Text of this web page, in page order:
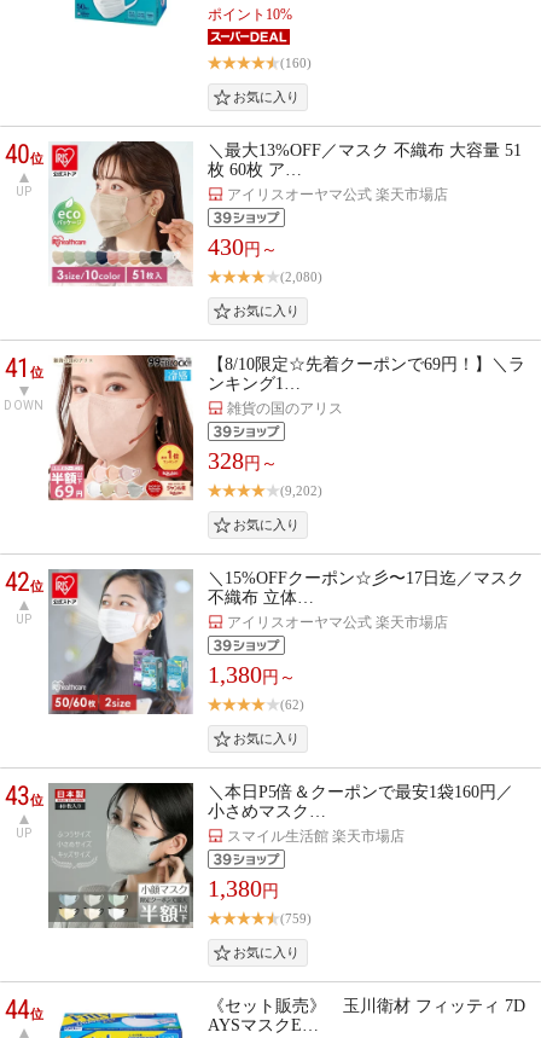
ポイント10%
(160)
40位
UP
＼最大13%OFF／マスク 不織布 大容量 51
枚 60枚 ア…
アイリスオーヤマ公式 楽天市場店
430円～
(2,080)
41位
DOWN
【8/10限定☆先着クーポンで69円！】＼ラ
ンキング1…
雑貨の国のアリス
328円～
(9,202)
42位
UP
＼15%OFFクーポン☆彡〜17日迄／マスク
不織布 立体…
アイリスオーヤマ公式 楽天市場店
1,380円～
(62)
43位
UP
＼本日P5倍＆クーポンで最安1袋160円／
小さめマスク…
スマイル生活館 楽天市場店
1,380円
(759)
44位
《セット販売》 玉川衛材 フィッティ 7D
AYSマスクE…